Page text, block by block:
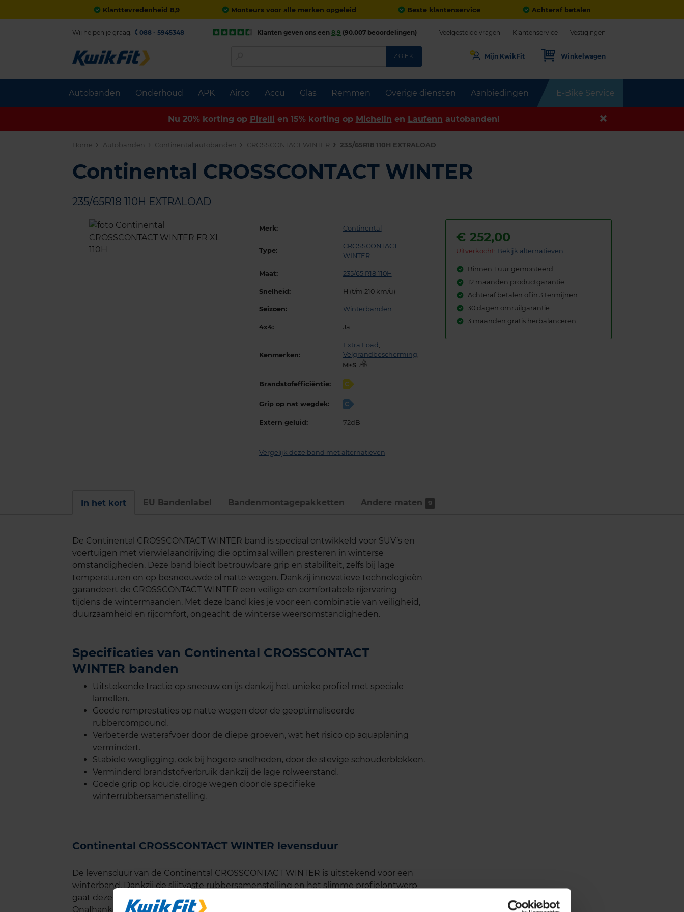
Klanttevredenheid 8,9 Monteurs voor alle merken opgeleid Beste klantenservice Achteraf betalen
Autobanden Onderhoud APK Airco Accu Glas Remmen Overige diensten Aanbiedingen E-Bike Service
Wij helpen je graag. 088 - 5945348 Klanten geven ons een 8,9 (90.007 beoordelingen) Veelgestelde vragen Klantenservice Vestigingen
ZOEK Mijn KwikFit Winkelwagen
Nu 20% korting op Pirelli en 15% korting op Michelin en Laufenn autobanden!
Home Autobanden Continental autobanden CROSSCONTACT WINTER 235/65R18 110H EXTRALOAD
Continental CROSSCONTACT WINTER
235/65R18 110H EXTRALOAD
Merk: Continental
Type:
CROSSCONTACT
WINTER
Maat: 235/65 R18 110H
Snelheid: H (t/m 210 km/u)
Seizoen: Winterbanden
4x4: Ja
Kenmerken:
Extra Load ,
Velgrandbescherming,
,
Brandstofefficiëntie: C
Grip op nat wegdek: C
Extern geluid: 72dB
Vergelijk deze band met alternatieven
€252,00
Uitverkocht: Bekijk alternatieven
Binnen 1 uur gemonteerd
12 maanden productgarantie
Achteraf betalen of in 3 termijnen
30 dagen omruilgarantie
3 maanden gratis herbalanceren
In het kort EU Bandenlabel Bandenmontage­pakketten Andere maten 9
De Continental CROSSCONTACT WINTER band is speciaal ontwikkeld voor SUV’s en
voertuigen met vierwielaandrijving die optimaal willen presteren in winterse
omstandigheden. Deze band biedt betrouwbare grip en stabiliteit, zelfs bij lage
temperaturen en op besneeuwde of natte wegen. Dankzij innovatieve technologieën
garandeert de CROSSCONTACT WINTER een veilige en comfortabele rijervaring
tijdens de wintermaanden. Met deze band kies je voor een combinatie van veiligheid,
duurzaamheid en rijcomfort, ongeacht de winterse weersomstandigheden.
Specificaties van Continental CROSSCONTACT
WINTER banden
Uitstekende tractie op sneeuw en ijs dankzij het unieke profiel met speciale
lamellen.
Goede remprestaties op natte wegen door de geoptimaliseerde
rubbercompound.
Verbeterde waterafvoer door de diepe groeven, wat het risico op aquaplaning
vermindert.
Stabiele wegligging, ook bij hogere snelheden, door de stevige schouderblokken.
Verminderd brandstofverbruik dankzij de lage rolweerstand.
Goede grip op koude, droge wegen door de specifieke
winterrubbersamenstelling.
Continental CROSSCONTACT WINTER levensduur
De levensduur van de Continental CROSSCONTACT WINTER is uitstekend voor een
winterband. Dankzij de slijtvaste rubbersamenstelling en het slimme profielontwerp
gaat deze band lang mee, zelfs onder zware winterse omstandigheden.
Onafhankelijke tests van organisaties zoals ANWB en ADAC tonen aan dat deze band